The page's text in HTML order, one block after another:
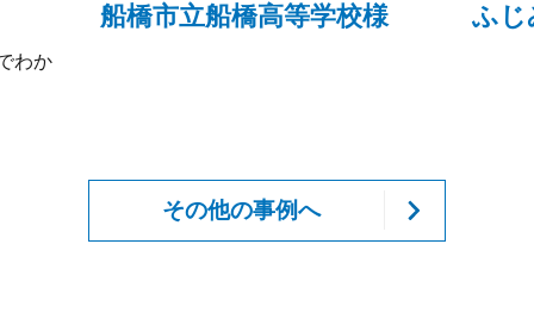
ふじみ野市教育委員会様 習志